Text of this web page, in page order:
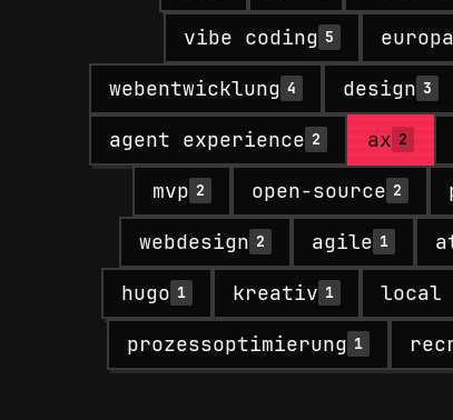
vibe coding 5 europa
webentwicklung 4 design 3
agent experience 2 ax 2
mvp 2 open-source 2
webdesign 2 agile 1
hugo 1 kreativ 1
prozessoptimierung 1